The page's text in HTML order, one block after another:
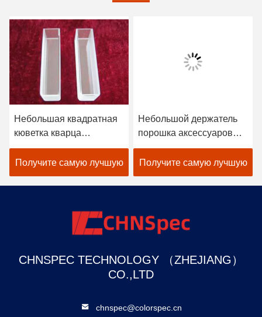
Небольшая квадратная
кюветка кварца
аксессуаров
спектрофотометра для
цветометра столешницы
Получите самую лучшую
Небольшой держатель
порошка аксессуаров
спектрофотометра
материалов лепешки
сильно защитный
Получите самую лучшую
CHNSPEC TECHNOLOGY （ZHEJIANG）
CO.,LTD
chnspec@colorspec.cn